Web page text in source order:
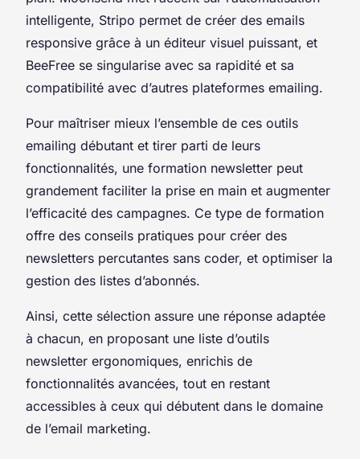
intelligente, Stripo permet de créer des emails
responsive grâce à un éditeur visuel puissant, et
BeeFree se singularise avec sa rapidité et sa
compatibilité avec d’autres plateformes emailing.
Pour maîtriser mieux l’ensemble de ces outils
emailing débutant et tirer parti de leurs
fonctionnalités, une formation newsletter peut
grandement faciliter la prise en main et augmenter
l’efficacité des campagnes. Ce type de formation
offre des conseils pratiques pour créer des
newsletters percutantes sans coder, et optimiser la
gestion des listes d’abonnés.
Ainsi, cette sélection assure une réponse adaptée
à chacun, en proposant une liste d’outils
newsletter ergonomiques, enrichis de
fonctionnalités avancées, tout en restant
accessibles à ceux qui débutent dans le domaine
de l’email marketing.